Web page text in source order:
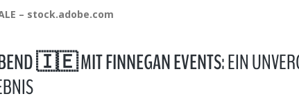
– stock.adobe.com
🇮🇪 MIT FINNEGAN EVENTS:EIN